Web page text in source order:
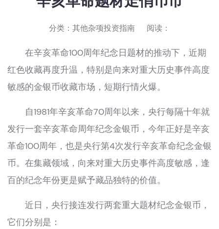
分类： 其他杂项投资指南 阅读：
在辛亥革命100周年纪念日题材的推动下，近期
红色收藏再度升温，特别是向来对重大历史事件高度
敏感的金银币收藏市场，短期行情火爆。
自1981年辛亥革命70周年以来，央行每隔十年就
发行一套辛亥革命周年纪念金银币，今年正好是辛亥
革命100周年，也是央行第4次发行辛亥革命纪念金银
币。在集藏领域，向来对重大历史事件高度敏感，逢
百的纪念年份更是赋予藏品独特的价值。
近日，央行接连发行两套重大题材纪念金银币，
它们分别是：